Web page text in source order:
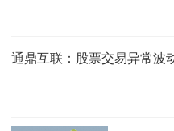
通鼎互联：股票交易异常波